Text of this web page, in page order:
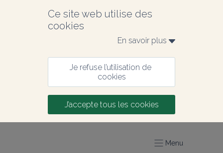
Ce site web utilise des
cookies
En savoir plus
Je refuse l’utilisation de
cookies
J’accepte tous les cookies
Menu